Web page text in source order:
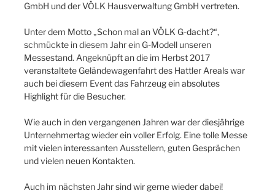
GmbH und der VÖLK Hausverwaltung GmbH vertreten.
Unter dem Motto „Schon mal an VÖLK G-dacht?“,
schmückte in diesem Jahr ein G-Modell unseren
Messestand. Angeknüpft an die im Herbst 2017
veranstaltete Geländewagenfahrt des Hattler Areals war
auch bei diesem Event das Fahrzeug ein absolutes
Highlight für die Besucher.
Wie auch in den vergangenen Jahren war der diesjährige
Unternehmertag wieder ein voller Erfolg. Eine tolle Messe
mit vielen interessanten Ausstellern, guten Gesprächen
und vielen neuen Kontakten.
Auch im nächsten Jahr sind wir gerne wieder dabei!